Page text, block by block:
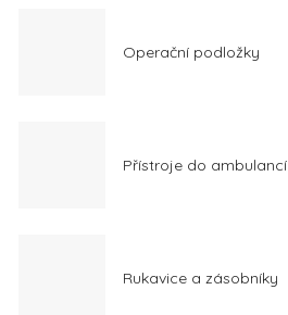
Operační podložky
Přístroje do ambulancí
Rukavice a zásobníky